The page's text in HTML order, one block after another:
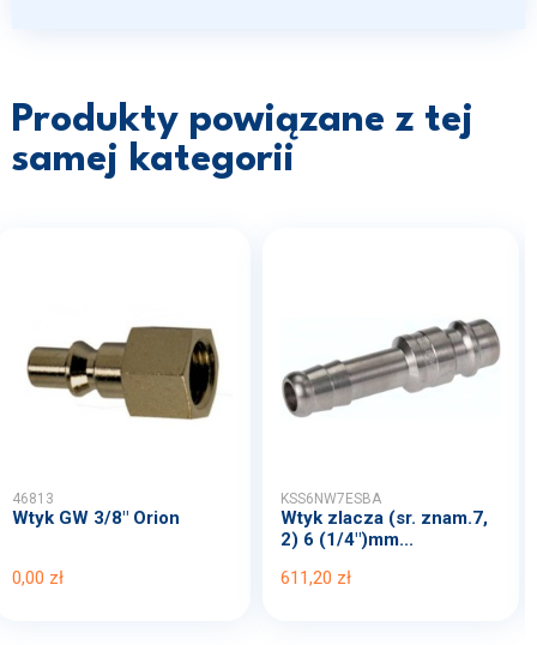
Produkty powiązane z tej
samej kategorii
46813
Wtyk GW 3/8" Orion
0,00 zł
KSS6NW7ESBA
Wtyk zlacza (sr. znam.7,
2) 6 (1/4")mm...
611,20 zł